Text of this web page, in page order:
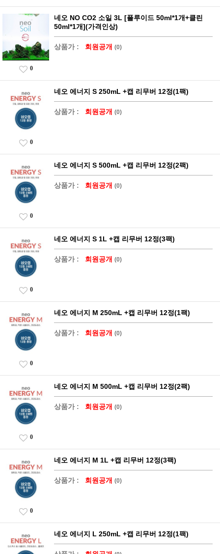
네오 NO CO2 소일 3L [플루이드 50ml*1개+클린
50ml*1개](가격인상)
상품가 : 회원공개 (0)
0
네오 에너지 S 250mL +캡 리무버 12정(1팩)
상품가 : 회원공개 (0)
0
네오 에너지 S 500mL +캡 리무버 12정(2팩)
상품가 : 회원공개 (0)
0
네오 에너지 S 1L +캡 리무버 12정(3팩)
상품가 : 회원공개 (0)
0
네오 에너지 M 250mL +캡 리무버 12정(1팩)
상품가 : 회원공개 (0)
0
네오 에너지 M 500mL +캡 리무버 12정(2팩)
상품가 : 회원공개 (0)
0
네오 에너지 M 1L +캡 리무버 12정(3팩)
상품가 : 회원공개 (0)
0
네오 에너지 L 250mL +캡 리무버 12정(1팩)